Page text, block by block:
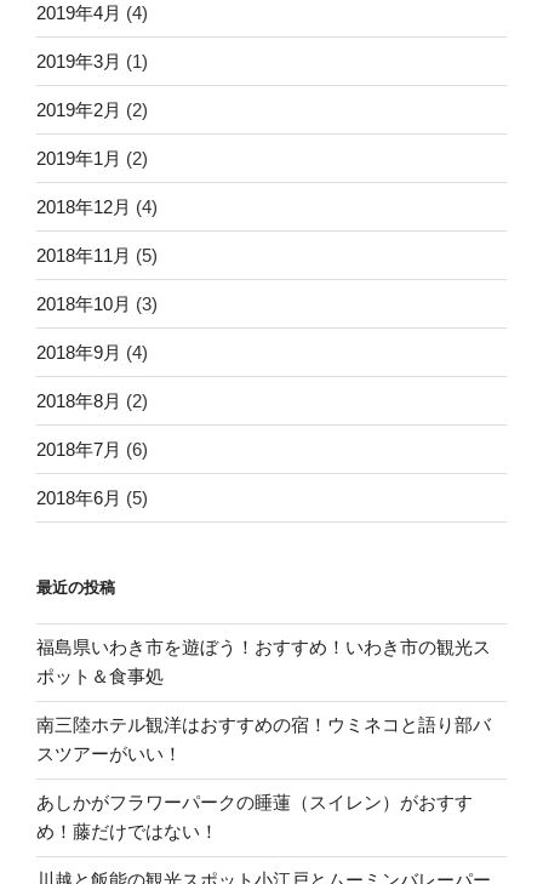
2019年4月 (4)
2019年3月 (1)
2019年2月 (2)
2019年1月 (2)
2018年12月 (4)
2018年11月 (5)
2018年10月 (3)
2018年9月 (4)
2018年8月 (2)
2018年7月 (6)
2018年6月 (5)
最近の投稿
福島県いわき市を遊ぼう！おすすめ！いわき市の観光ス
ポット＆食事処
南三陸ホテル観洋はおすすめの宿！ウミネコと語り部バ
スツアーがいい！
あしかがフラワーパークの睡蓮（スイレン）がおすす
め！藤だけではない！
川越と飯能の観光スポット小江戸とムーミンバレーパー